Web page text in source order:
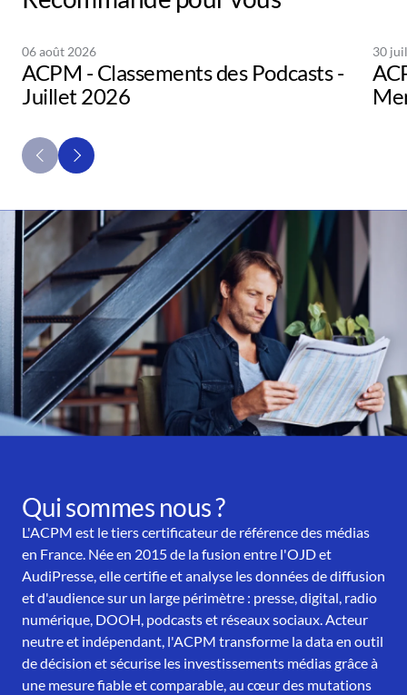
06 août 2026
ACPM - Classements des Podcasts -
Juillet 2026
30
Qui sommes nous ?
L'ACPM est le tiers certificateur de référence des médias
en France. Née en 2015 de la fusion entre l'OJD et
AudiPresse, elle certifie et analyse les données de diffusion
et d'audience sur un large périmètre : presse, digital, radio
numérique, DOOH, podcasts et réseaux sociaux. Acteur
neutre et indépendant, l'ACPM transforme la data en outil
de décision et sécurise les investissements médias grâce à
une mesure fiable et comparable, au cœur des mutations